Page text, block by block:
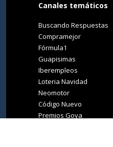
Canales temáticos
Buscando Respuestas
Compramejor
Fórmula1
Guapisimas
Iberempleos
Loteria Navidad
Neomotor
Código Nuevo
Premios Goya